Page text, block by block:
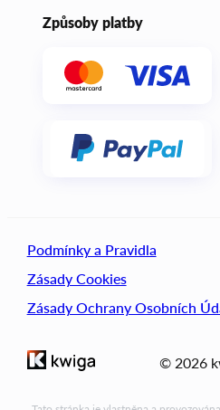
Způsoby platby
© 2026
Podmínky a Pravidla
Zásady Cookies
Zásady Ochrany Osobních